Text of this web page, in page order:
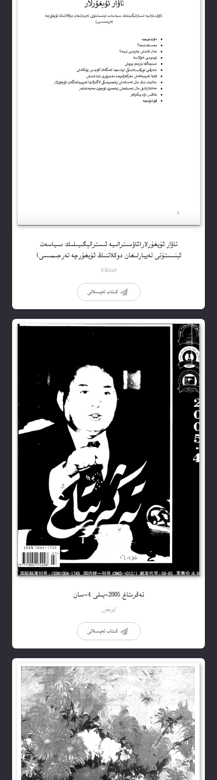
تاۋار ئۇيغۇرلار(ئاۋسىترالىيە ئىستراتېگىيىلىك سىياسەت
ئېنىستۇتى تەييارلىغان دوكلاتنىڭ ئۇيغۇرچە تەرجىمىسى)
Elkitab
كىتاب تەپسىلاتى
تەڭرىتاغ 2005-يىلى 4-سان
ئۇيغۇر
كىتاب تەپسىلاتى